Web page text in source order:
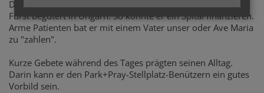
Dr. Batthyany war Augenarzt, Vater von 13 Kindern und als
Fürst begütert in Ungarn. So konnte er ein Spital finanzieren.
Arme Patienten bat er mit einem Vater unser oder Ave Maria
zu "zahlen".
Kurze Gebete während des Tages prägten seinen Alltag.
Darin kann er den Park+Pray-Stellplatz-Benützern ein gutes
Vorbild sein.